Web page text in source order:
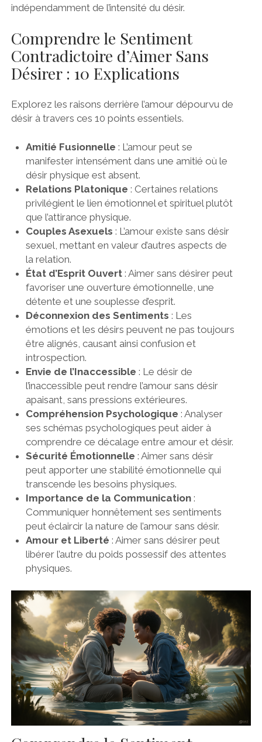
indépendamment de l’intensité du désir.
Comprendre le Sentiment
Contradictoire d’Aimer Sans
Désirer : 10 Explications
Explorez les raisons derrière l’amour dépourvu de
désir à travers ces 10 points essentiels.
Amitié Fusionnelle : L’amour peut se
manifester intensément dans une amitié où le
désir physique est absent.
Relations Platonique : Certaines relations
privilégient le lien émotionnel et spirituel plutôt
que l’attirance physique.
Couples Asexuels : L’amour existe sans désir
sexuel, mettant en valeur d’autres aspects de
la relation.
État d’Esprit Ouvert : Aimer sans désirer peut
favoriser une ouverture émotionnelle, une
détente et une souplesse d’esprit.
Déconnexion des Sentiments : Les
émotions et les désirs peuvent ne pas toujours
être alignés, causant ainsi confusion et
introspection.
Envie de l’Inaccessible : Le désir de
l’inaccessible peut rendre l’amour sans désir
apaisant, sans pressions extérieures.
Compréhension Psychologique : Analyser
ses schémas psychologiques peut aider à
comprendre ce décalage entre amour et désir.
Sécurité Émotionnelle : Aimer sans désir
peut apporter une stabilité émotionnelle qui
transcende les besoins physiques.
Importance de la Communication :
Communiquer honnêtement ses sentiments
peut éclaircir la nature de l’amour sans désir.
Amour et Liberté : Aimer sans désirer peut
libérer l’autre du poids possessif des attentes
physiques.